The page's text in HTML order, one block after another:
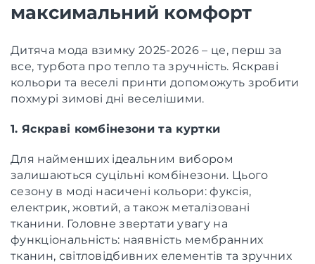
максимальний комфорт
Дитяча мода взимку 2025-2026 – це, перш за
все, турбота про тепло та зручність. Яскраві
кольори та веселі принти допоможуть зробити
похмурі зимові дні веселішими.
1. Яскраві комбінезони та куртки
Для найменших ідеальним вибором
залишаються суцільні комбінезони. Цього
сезону в моді насичені кольори: фуксія,
електрик, жовтий, а також металізовані
тканини. Головне звертати увагу на
функціональність: наявність мембранних
тканин, світловідбивних елементів та зручних